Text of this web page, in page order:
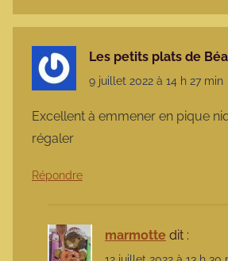
Les petits plats de Béa
9 juillet 2022 à 14 h 27 min
Excellent à emmener en pique
régaler
Répondre
marmotte dit :